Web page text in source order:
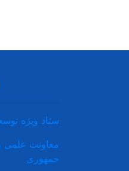
ستاد ویژه
معاونت علمی
جمهوری